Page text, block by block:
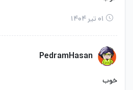
۰۱ تیر ۱۴۰۴
PedramHasan
خوب